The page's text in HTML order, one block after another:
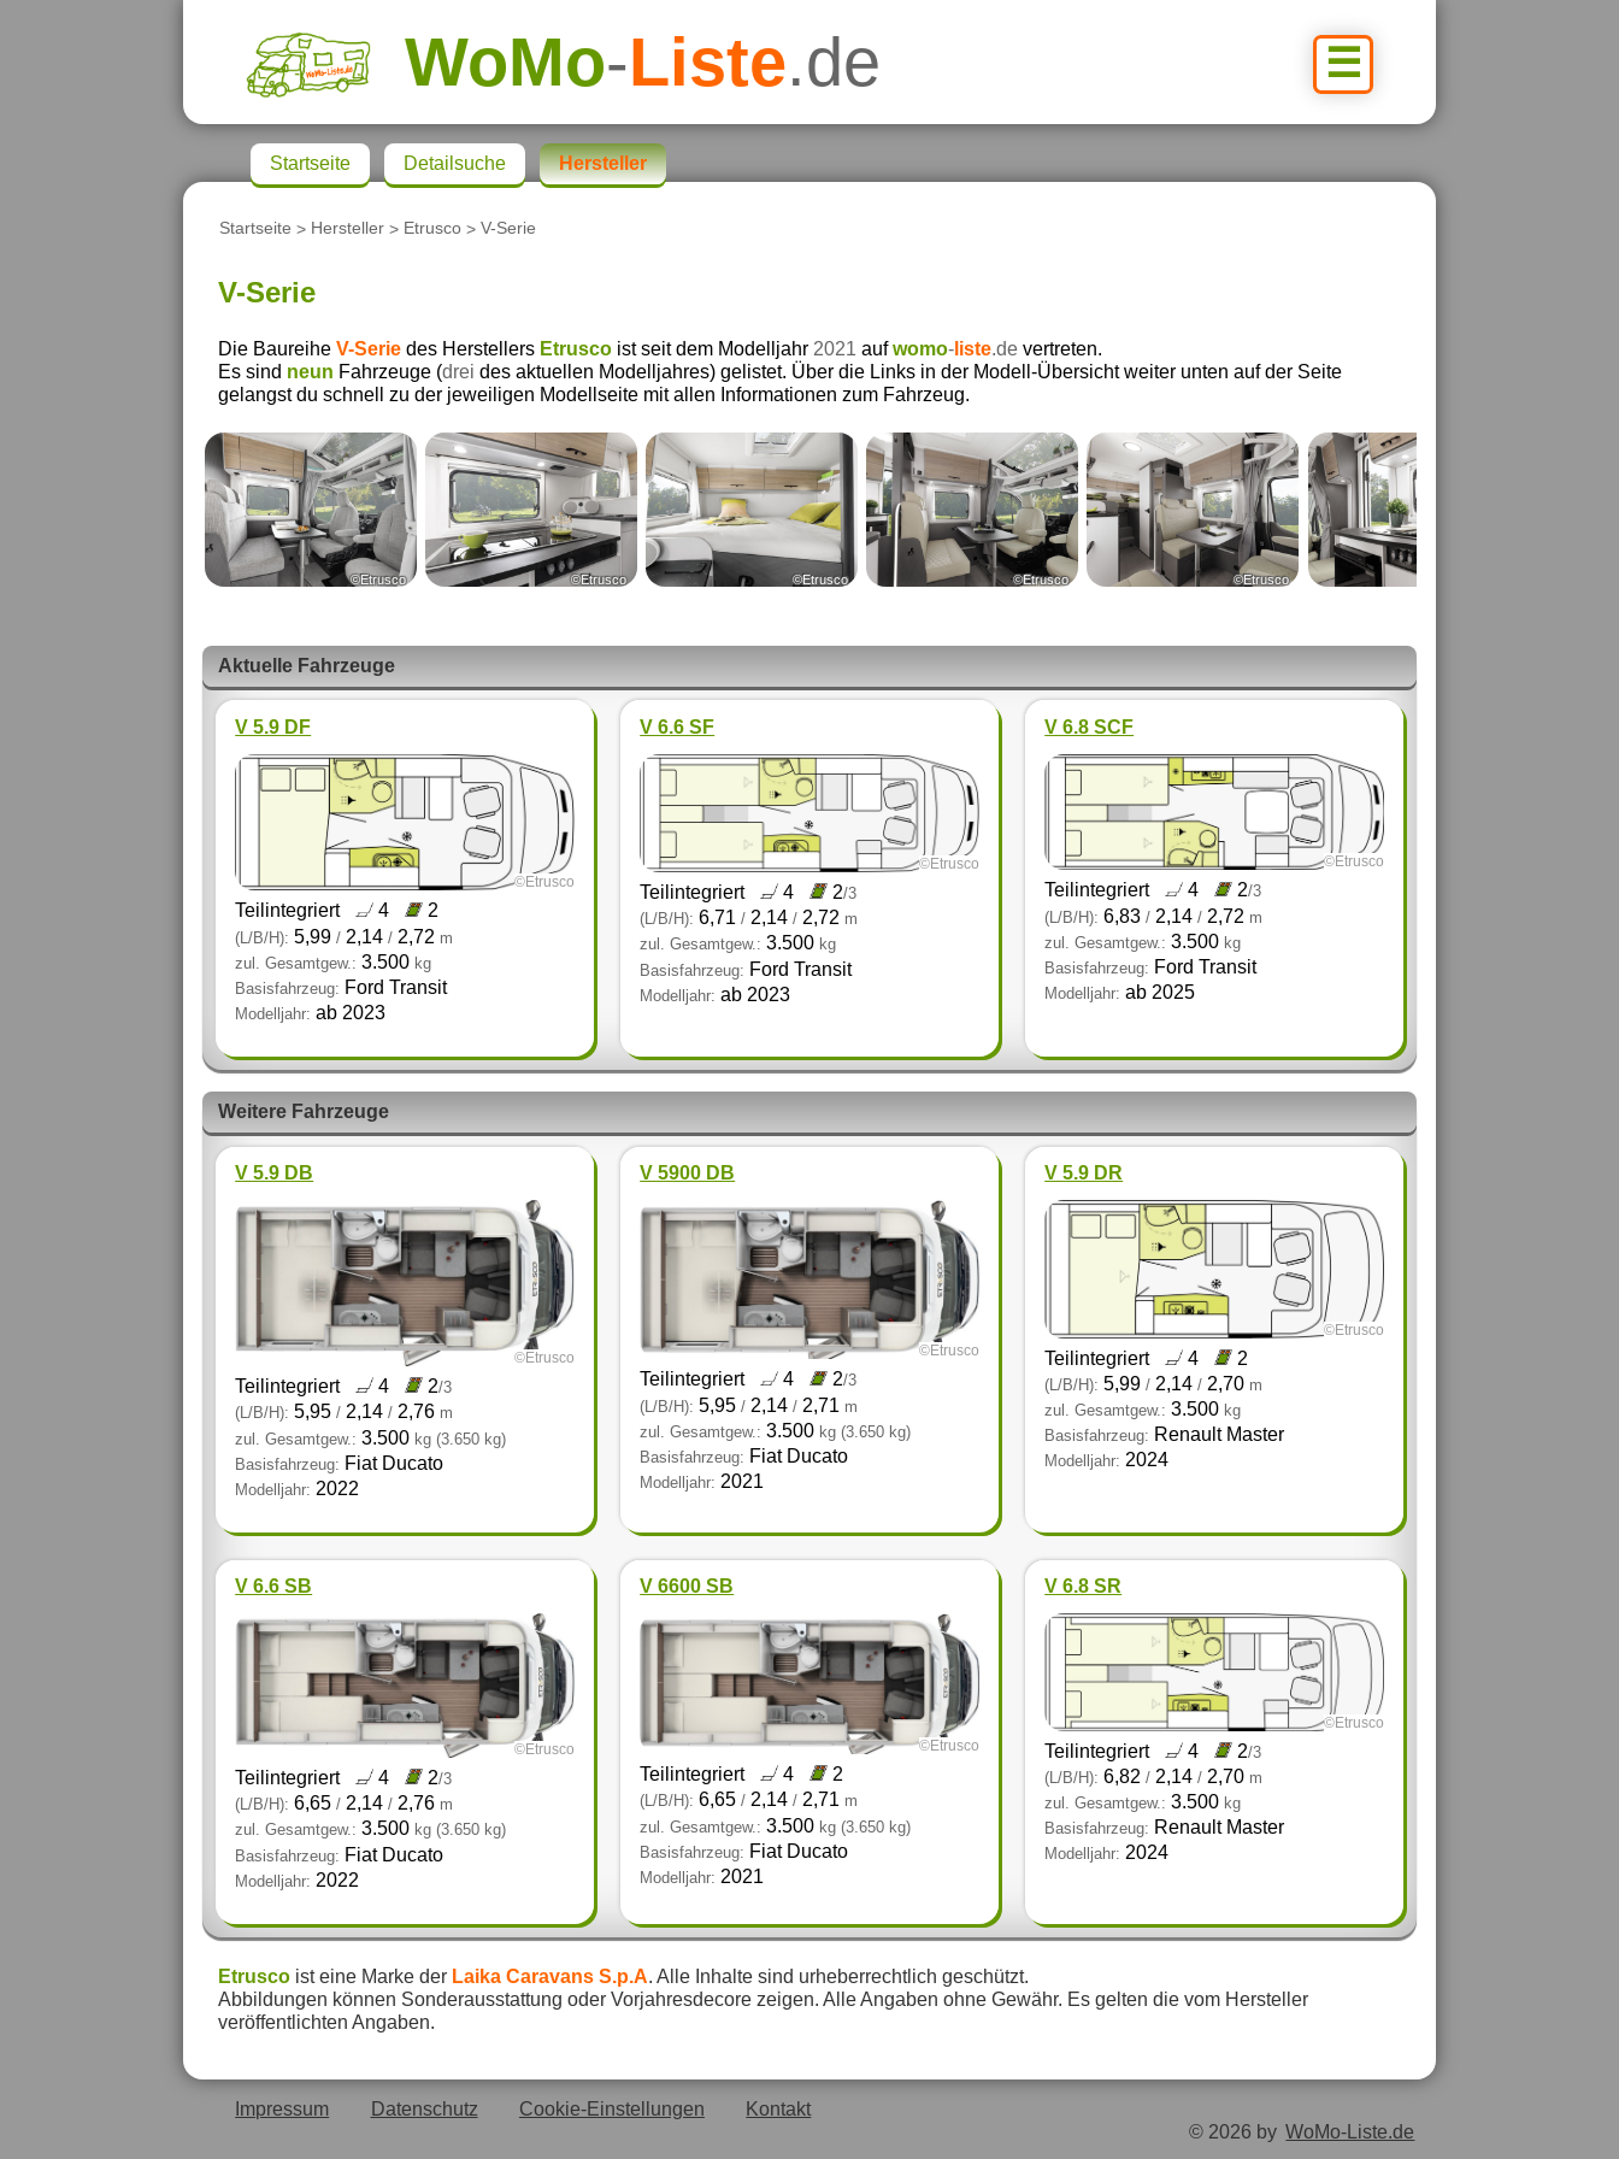
☰
WoMo-Liste.de
Startseite > Hersteller > Etrusco >V-Serie
V-Serie
Die Baureihe V-Seriedes Herstellers Etruscoist seit dem Modelljahr 2021 aufwomo-liste.devertreten.
Es sind neun Fahrzeuge (drei des aktuellen Modelljahres) gelistet. Über die Links in der Modell-Übersicht weiter unten auf der Seite
gelangst du schnell zu der jeweiligen Modellseite mit allen Informationen zum Fahrzeug.
©Etrusco ©Etrusco ©Etrusco ©Etrusco ©Etrusco
Aktuelle Fahrzeuge
V 5.9 DF
©Etrusco
Teilintegriert 4 2
(L/B/H): 5,99/ 2,14/ 2,72 m
zul. Gesamtgew.: 3.500 kg
Basisfahrzeug: Ford Transit
Modelljahr: ab 2023
V 6.6 SF
©Etrusco
Teilintegriert 4 2/3
(L/B/H): 6,71/ 2,14/ 2,72 m
zul. Gesamtgew.: 3.500 kg
Basisfahrzeug: Ford Transit
Modelljahr: ab 2023
V 6.8 SCF
©Etrusco
Teilintegriert 4 2/3
(L/B/H): 6,83/ 2,14/ 2,72 m
zul. Gesamtgew.: 3.500 kg
Basisfahrzeug: Ford Transit
Modelljahr: ab 2025
Weitere Fahrzeuge
V 5.9 DB
©Etrusco
Teilintegriert 4 2/3
(L/B/H): 5,95/ 2,14/ 2,76 m
zul. Gesamtgew.: 3.500 kg (3.650 kg)
Basisfahrzeug: Fiat Ducato
Modelljahr: 2022
V 5900 DB
©Etrusco
Teilintegriert 4 2/3
(L/B/H): 5,95/ 2,14/ 2,71 m
zul. Gesamtgew.: 3.500 kg (3.650 kg)
Basisfahrzeug: Fiat Ducato
Modelljahr: 2021
V 5.9 DR
©Etrusco
Teilintegriert 4 2
(L/B/H): 5,99/ 2,14/ 2,70 m
zul. Gesamtgew.: 3.500 kg
Basisfahrzeug: Renault Master
Modelljahr: 2024
V 6.6 SB
©Etrusco
Teilintegriert 4 2/3
(L/B/H): 6,65/ 2,14/ 2,76 m
zul. Gesamtgew.: 3.500 kg (3.650 kg)
Basisfahrzeug: Fiat Ducato
Modelljahr: 2022
V 6600 SB
©Etrusco
Teilintegriert 4 2
(L/B/H): 6,65/ 2,14/ 2,71 m
zul. Gesamtgew.: 3.500 kg (3.650 kg)
Basisfahrzeug: Fiat Ducato
Modelljahr: 2021
V 6.8 SR
©Etrusco
Teilintegriert 4 2/3
(L/B/H): 6,82/ 2,14/ 2,70 m
zul. Gesamtgew.: 3.500 kg
Basisfahrzeug: Renault Master
Modelljahr: 2024
Etruscoist eine Marke der Laika Caravans S.p.A. Alle Inhalte sind urheberrechtlich geschützt.
Abbildungen können Sonderausstattung oder Vorjahresdecore zeigen. Alle Angaben ohne Gewähr. Es gelten die vom Hersteller
veröffentlichten Angaben.
Startseite Detailsuche Hersteller
Impressum Datenschutz Cookie-Einstellungen
Kontakt
© 2026 by WoMo-Liste.de